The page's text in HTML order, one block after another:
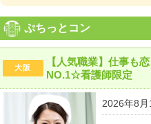
ぷちっとコン
大阪
【人気職業】仕事も
NO.1☆看護師限定
2026年8